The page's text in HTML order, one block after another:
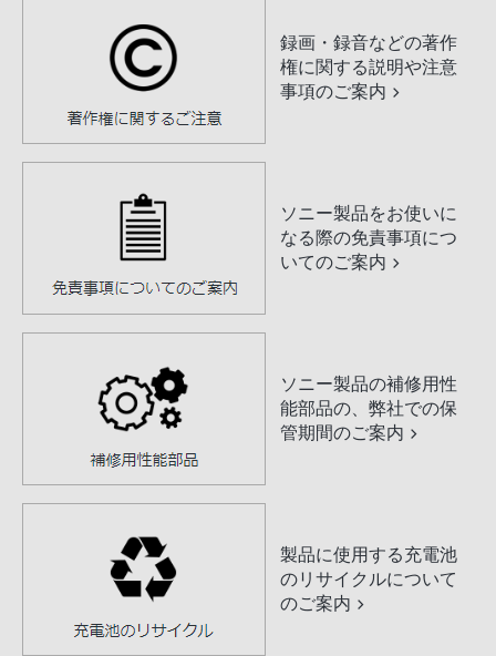
録画・録音などの著作
権に関する説明や注意
事項のご案内
ソニー製品をお使いに
なる際の免責事項につ
いてのご案内
ソニー製品の補修用性
能部品の、弊社での保
管期間のご案内
製品に使用する充電池
のリサイクルについて
のご案内